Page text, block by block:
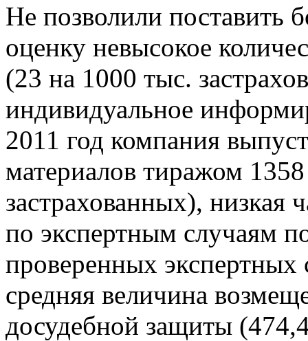
Не позволили поставить
оценку невысокое
(23 на 1000 тыс.
индивидуальное
2011 год компания
материалов тиражом
застрахованных), низкая
по экспертным случаям
проверенных экспертных
средняя величина
досудебной защиты